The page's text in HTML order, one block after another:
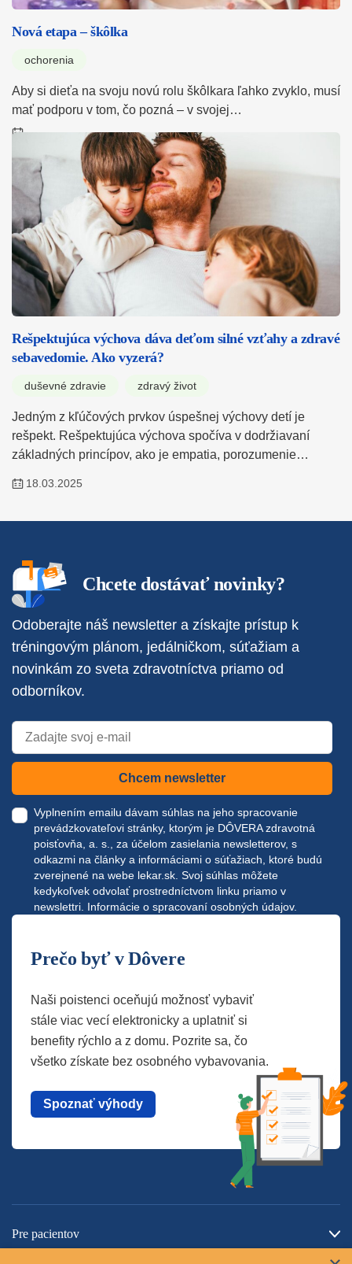
Nová etapa – škôlka
ochorenia
Aby si dieťa na svoju novú rolu škôlkara ľahko zvyklo, musí
mať podporu v tom, čo pozná – v svojej…
Rešpektujúca výchova dáva deťom silné vzťahy a zdravé
sebavedomie. Ako vyzerá?
duševné zdravie zdravý život
Jedným z kľúčových prvkov úspešnej výchovy detí je
rešpekt. Rešpektujúca výchova spočíva v dodržiavaní
základných princípov, ako je empatia, porozumenie…
18.03.2025
Chcete dostávať novinky?
Odoberajte náš newsletter a získajte prístup k
tréningovým plánom, jedálničkom, súťažiam a
novinkám zo sveta zdravotníctva priamo od
odborníkov.
Chcem newsletter
Vyplnením emailu dávam súhlas na jeho spracovanie
prevádzkovateľovi stránky, ktorým je DÔVERA zdravotná
poisťovňa, a. s., za účelom zasielania newsletterov, s
odkazmi na články a informáciami o súťažiach, ktoré budú
zverejnené na webe lekar.sk . Svoj súhlas môžete
kedykoľvek odvolať prostredníctvom linku priamo v
newslettri. Informácie o spracovaní osobných údajov.
Prečo byť v Dôvere
Naši poistenci oceňujú možnosť vybaviť
stále viac vecí elektronicky a uplatniť si
benefity rýchlo a z domu. Pozrite sa, čo
všetko získate bez osobného vybavovania.
Spoznať výhody
Pre pacientov